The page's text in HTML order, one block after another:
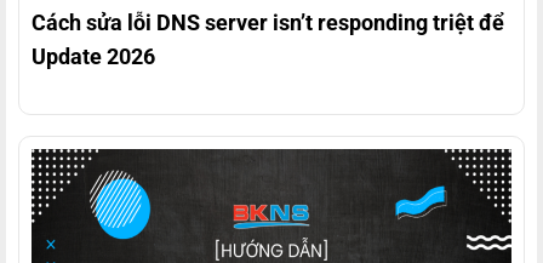
Cách sửa lỗi DNS server isn’t responding triệt để
Update 2026